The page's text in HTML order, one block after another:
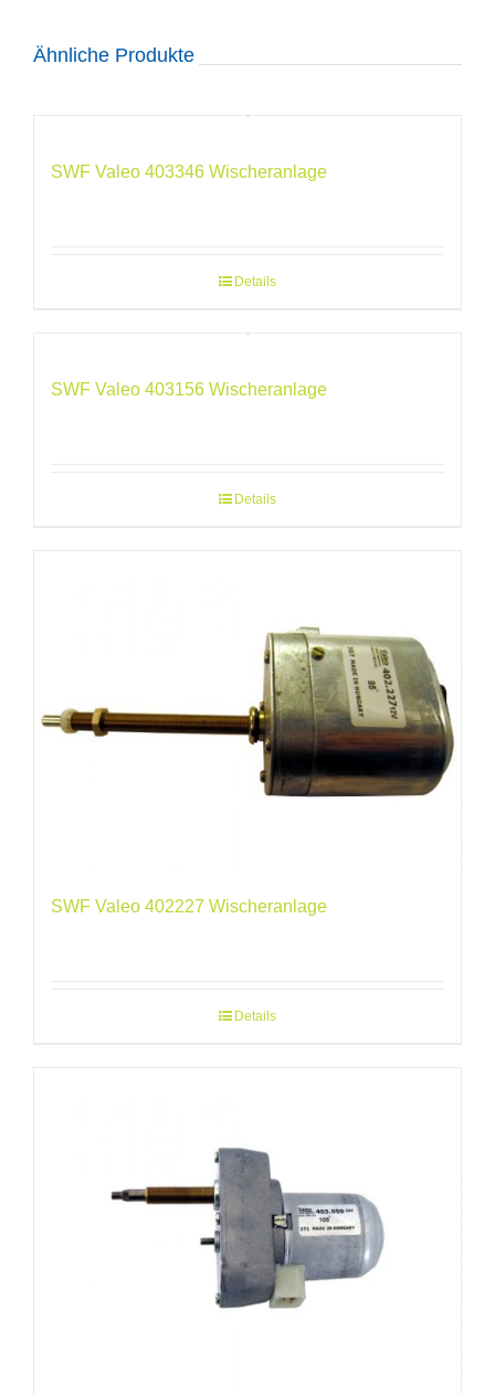
Ähnliche Produkte
SWF Valeo 403346 Wischeranlage
Details
SWF Valeo 403156 Wischeranlage
Details
SWF Valeo 402227 Wischeranlage
Details